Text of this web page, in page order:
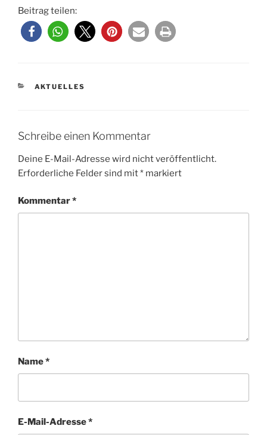
Beitrag teilen:
KATEGORIEN
AKTUELLES
Schreibe einen Kommentar
Deine E-Mail-Adresse wird nicht veröffentlicht.
Erforderliche Felder sind mit* markiert
Kommentar*
Name*
E-Mail-Adresse*